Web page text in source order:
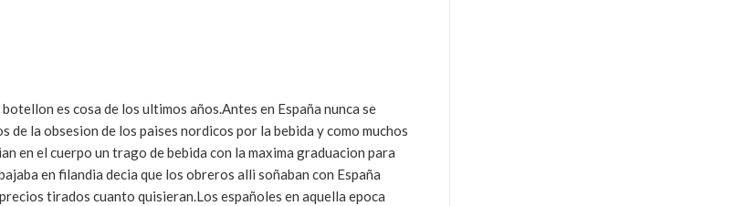
es cosa de los ultimos años.Antes en España nunca se
de la obsesion de los paises nordicos por la bebida y como muchos
en el cuerpo un trago de bebida con la maxima graduacion para
en filandia decia que los obreros alli soñaban con España
tirados cuanto quisieran.Los españoles en aquella epoca